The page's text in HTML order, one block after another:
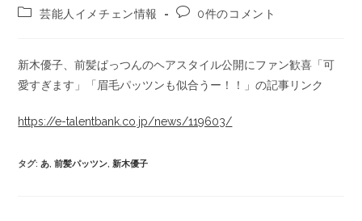
芸能人イメチェン情報
0件のコメント
新木優子、前髪ぱっつんのヘアスタイル公開にファン歓喜「可
愛すぎます」「眉毛パッツンも似合うー！！」の記事リンク
https://e-talentbank.co.jp/news/119603/
タグ:あ, 前髪パッツン, 新木優子